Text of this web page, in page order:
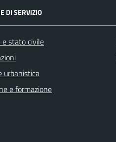
DI SERVIZIO
e stato civile
urbanistica
e formazione